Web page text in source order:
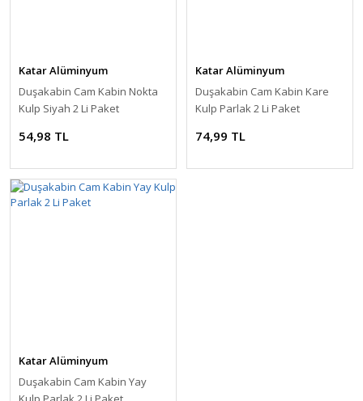
Katar Alüminyum
Duşakabin Cam Kabin Nokta
Kulp Siyah 2 Li Paket
54,98 TL
Katar Alüminyum
Duşakabin Cam Kabin Kare
Kulp Parlak 2 Li Paket
74,99 TL
Katar Alüminyum
Duşakabin Cam Kabin Yay